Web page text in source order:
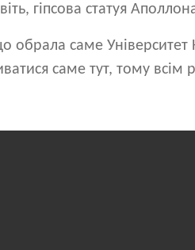
гіпсова статуя
обрала саме
саме тут, тому